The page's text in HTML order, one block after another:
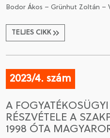
Bodor Ákos – Grünhut Zoltán –
TELJES CIKK
2023/4. szám
A
RÉSZVÉTELE A
1998 ÓTA